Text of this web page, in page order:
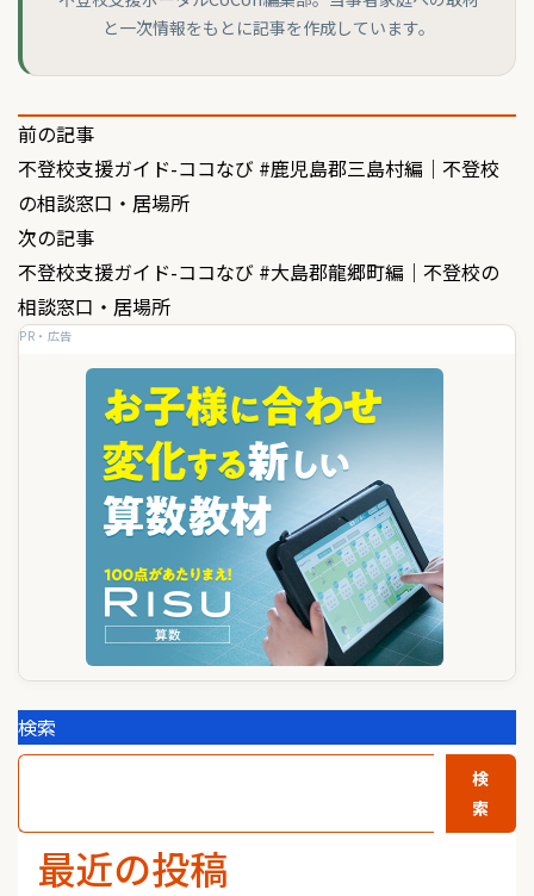
と一次情報をもとに記事を作成しています。
投
稿
ナ
ビ
ゲ
前の記事
不登校支援ガイド-ココなび #鹿児島郡三島村編｜不登校
の相談窓口・居場所
次の記事
不登校支援ガイド-ココなび #大島郡龍郷町編｜不登校の
相談窓口・居場所
PR・広告
検索
検
索
最近の投稿